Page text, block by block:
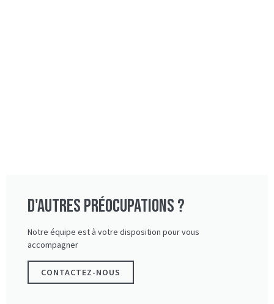
D'autres préocupations ?
Notre équipe est à votre disposition pour vous
accompagner
CONTACTEZ-NOUS